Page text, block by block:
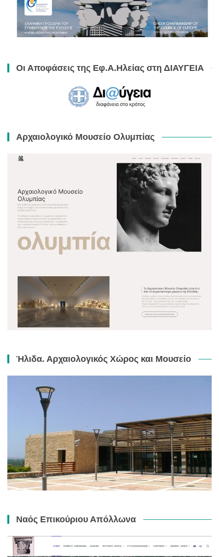
Οι Αποφάσεις της Εφ.Α.Ηλείας στη ΔΙΑΥΓΕΙΑ
Αρχαιολογικό Μουσείο Ολυμπίας
Ήλιδα. Αρχαιολογικός Χώρος και Μουσείο
Ναός Επικούριου Απόλλωνα